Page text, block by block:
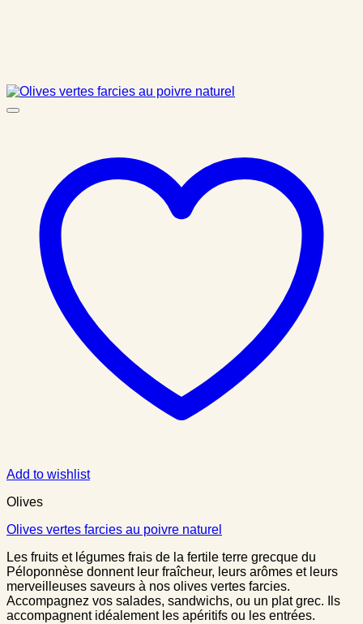
Add to wishlist
Olives
Olives vertes farcies au poivre naturel
Les fruits et légumes frais de la fertile terre grecque du
Péloponnèse donnent leur fraîcheur, leurs arômes et leurs
merveilleuses saveurs à nos olives vertes farcies.
Accompagnez vos salades, sandwichs, ou un plat grec. Ils
accompagnent idéalement les apéritifs ou les entrées.